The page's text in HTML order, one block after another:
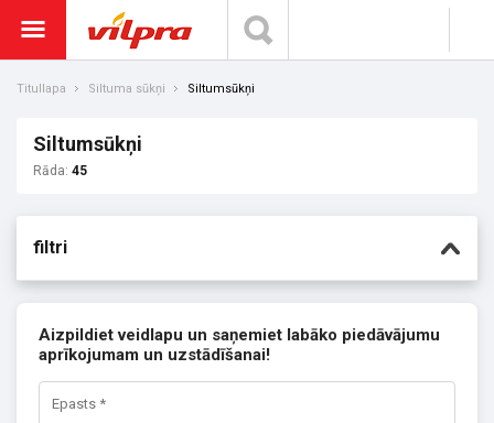
Titullapa Siltuma sūkņi Siltumsūkņi
Siltumsūkņi
Rāda: 45
filtri
Aizpildiet veidlapu un saņemiet labāko piedāvājumu
aprīkojumam un uzstādīšanai!